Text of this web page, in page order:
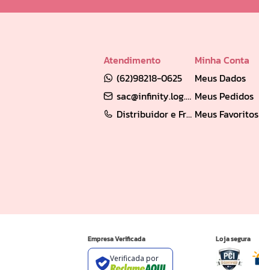
Atendimento
(62)98218-0625
sac@infinity.log.br
Distribuidor e Franqueado: (62) 98189-0213
Minha Conta
Meus Dados
Meus Pedidos
Meus Favoritos
Empresa Verificada
Verificada por
Loja segura